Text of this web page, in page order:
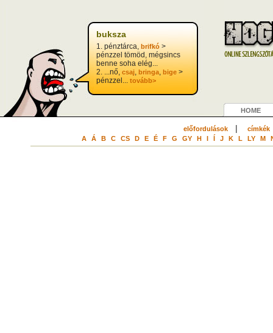
buksza
1. pénztárca, brifkó >
pénzzel tömöd, mégsincs
benne soha elég...
2. ...nő, csaj, bringa, bige >
pénzzel... tovább>
HOME
előfordulások| címkék
A Á B C CS D E É F G GY H I Í J K L LY M